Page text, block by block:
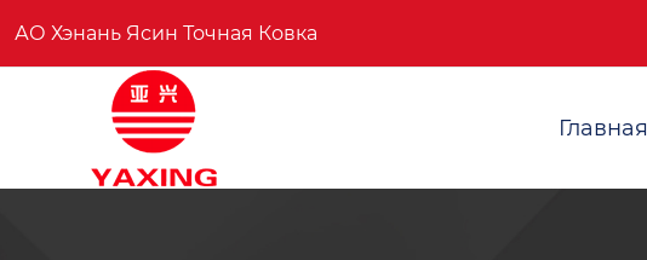
АО Хэнань Ясин Точная Ковка
Главная